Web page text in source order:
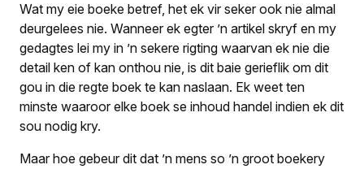
Wat my eie boeke betref, het ek vir seker ook nie almal
deurgelees nie. Wanneer ek egter ’n artikel skryf en my
gedagtes lei my in ’n sekere rigting waarvan ek nie die
detail ken of kan onthou nie, is dit baie gerieflik om dit
gou in die regte boek te kan naslaan. Ek weet ten
minste waaroor elke boek se inhoud handel indien ek dit
sou nodig kry.
Maar hoe gebeur dit dat ’n mens so ’n groot boekery